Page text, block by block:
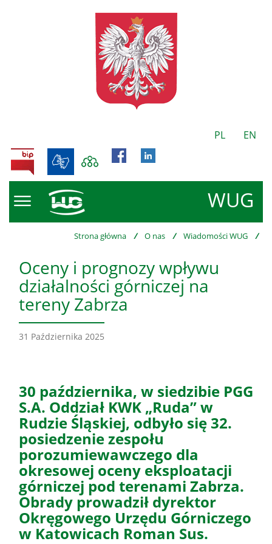
PL EN
WUG
BIP
Strona główna / O nas / Wiadomości WUG /
Oceny i prognozy wpływu
działalności górniczej na
tereny Zabrza
31 Października 2025
30 października, w siedzibie PGG
S.A. Oddział KWK „Ruda” w
Rudzie Śląskiej, odbyło się 32.
posiedzenie zespołu
porozumiewawczego dla
okresowej oceny eksploatacji
górniczej pod terenami Zabrza.
Obrady prowadził dyrektor
Okręgowego Urzędu Górniczego
w Katowicach Roman Sus.